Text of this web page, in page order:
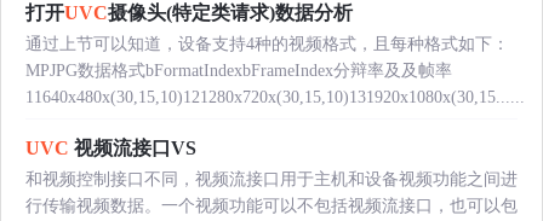
打开UVC摄像头(特定类请求)数据分析
通过上节可以知道，设备支持4种的视频格式，且每种格式如下：
MPJPG数据格式bFormatIndexbFrameIndex分辩率及及帧率
11640x480x(30,15,10)121280x720x(30,15,10)131920x1080x(30,15......
UVC 视频流接口VS
和视频控制接口不同，视频流接口用于主机和设备视频功能之间进
行传输视频数据。一个视频功能可以不包括视频流接口，也可以包